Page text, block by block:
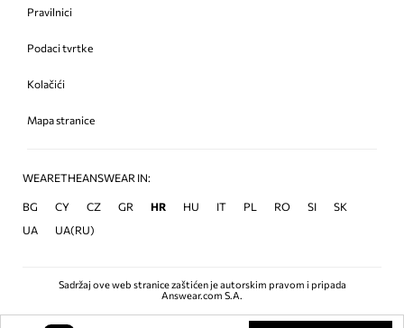
Pravilnici
Podaci tvrtke
Kolačići
Mapa stranice
WEARETHEANSWEAR IN:
BG CY CZ GR HR HU IT PL RO SI
SK
UA
UA(RU)
Sadržaj ove web stranice zaštićen je autorskim pravom i pripada
Answear.com S.A.